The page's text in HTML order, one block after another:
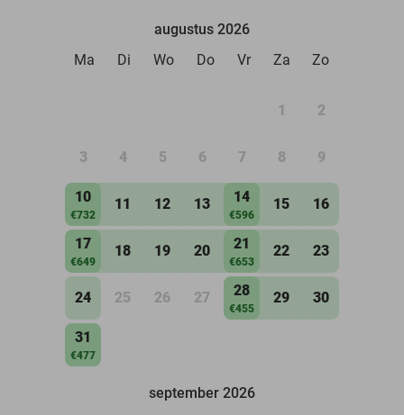
augustus 2026
Ma
Di Wo Do Vr Za Zo
1 2
3 4 5 6 7 8 9
10
€732
11 12 13 14
€596
15 16
17
€649
18 19 20 21
€653
22 23
24 25 26 27 28
€455
29 30
31
€477
september 2026